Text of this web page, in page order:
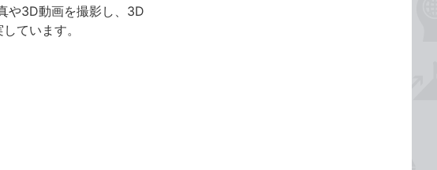
や3D動画を撮影し、3D
ています。